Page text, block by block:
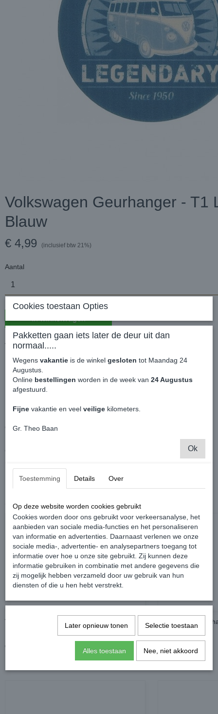
Volkswagen Geurhanger - T1
Blauw
€ 4,99 (inclusief btw 21%)
Aantal
Volkswagen Geurhanger - T1 Legandary Blauw
Heerlijk om even een frisse lucht in je bedrijfswagen te hebben.
Niet teveel aanwezig en geurt een paar weken.
Makkelijk te bevestigen door het elastiek aan de geurkaart.
Origineel VW Patent product.
Ook interessant
Volkswagen Geurhanger - Volkswagen Logo
€ 4,99
Volkswagen
€ 4,99
Cookies toestaan Opties
Pakketten gaan iets later de deur uit dan
normaal.....
Wegens vakantie is de winkel gesloten tot Maandag 24
Augustus.
Online bestellingen worden in de week van 24 Augustus
afgestuurd.
Fijne vakantie en veel veilige kilometers.
Gr. Theo Baan
Ok
Toestemming Details Over
Op deze website worden cookies gebruikt
Cookies worden door ons gebruikt voor verkeersanalyse, het
aanbieden van sociale media-functies en het personaliseren
van informatie en advertenties. Daarnaast verlenen we onze
sociale media-, advertentie- en analysepartners toegang tot
informatie over hoe u onze site gebruikt. Zij kunnen deze
informatie gebruiken in combinatie met andere gegevens die
zij mogelijk hebben verzameld door uw gebruik van hun
diensten of die u hen hebt verstrekt.
Later opnieuw tonen Selectie toestaan
Alles toestaan Nee, niet akkoord